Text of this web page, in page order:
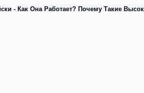
- Как Она Работает? Почему Такие